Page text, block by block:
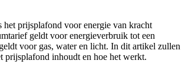
het prijsplafond voor energie van kracht
geldt voor energieverbruik tot een
voor gas, water en licht. In dit artikel zullen
prijsplafond inhoudt en hoe het werkt.